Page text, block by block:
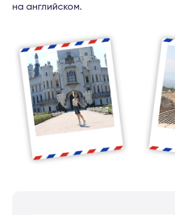
на английском.